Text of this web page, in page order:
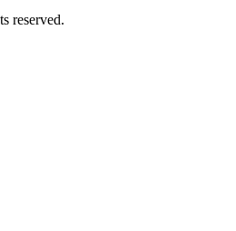
reserved.